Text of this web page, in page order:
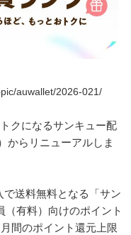
auwallet/2026-021/
クになるサンキュー配
からリニューアルしま
送料無料となる「サン
（有料）向けのポイント
間のポイント還元上限